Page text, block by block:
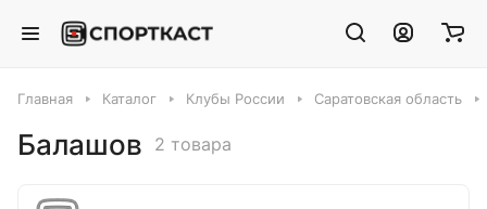
Главная Каталог Клубы России Саратовская область
Балашов 2 товара